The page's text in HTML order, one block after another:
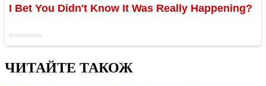
ЧИТАЙТЕ ТАКОЖ